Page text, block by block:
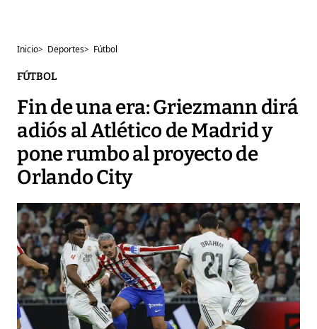
Inicio> Deportes> Fútbol
FÚTBOL
Fin de una era: Griezmann dirá
adiós al Atlético de Madrid y
pone rumbo al proyecto de
Orlando City